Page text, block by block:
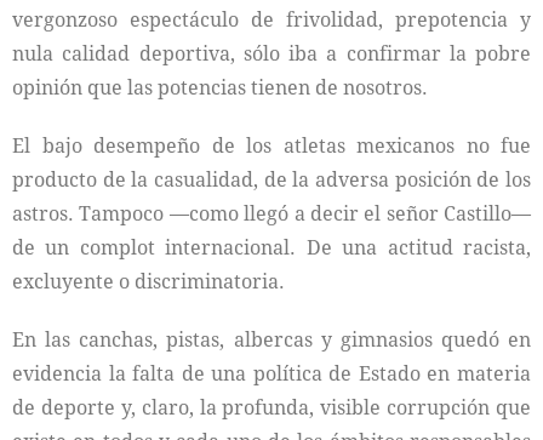
vergonzoso espectáculo de frivolidad, prepotencia y
nula calidad deportiva, sólo iba a confirmar la pobre
opinión que las potencias tienen de nosotros.
El bajo desempeño de los atletas mexicanos no fue
producto de la casualidad, de la adversa posición de los
astros. Tampoco —como llegó a decir el señor Castillo—
de un complot internacional. De una actitud racista,
excluyente o discriminatoria.
En las canchas, pistas, albercas y gimnasios quedó en
evidencia la falta de una política de Estado en materia
de deporte y, claro, la profunda, visible corrupción que